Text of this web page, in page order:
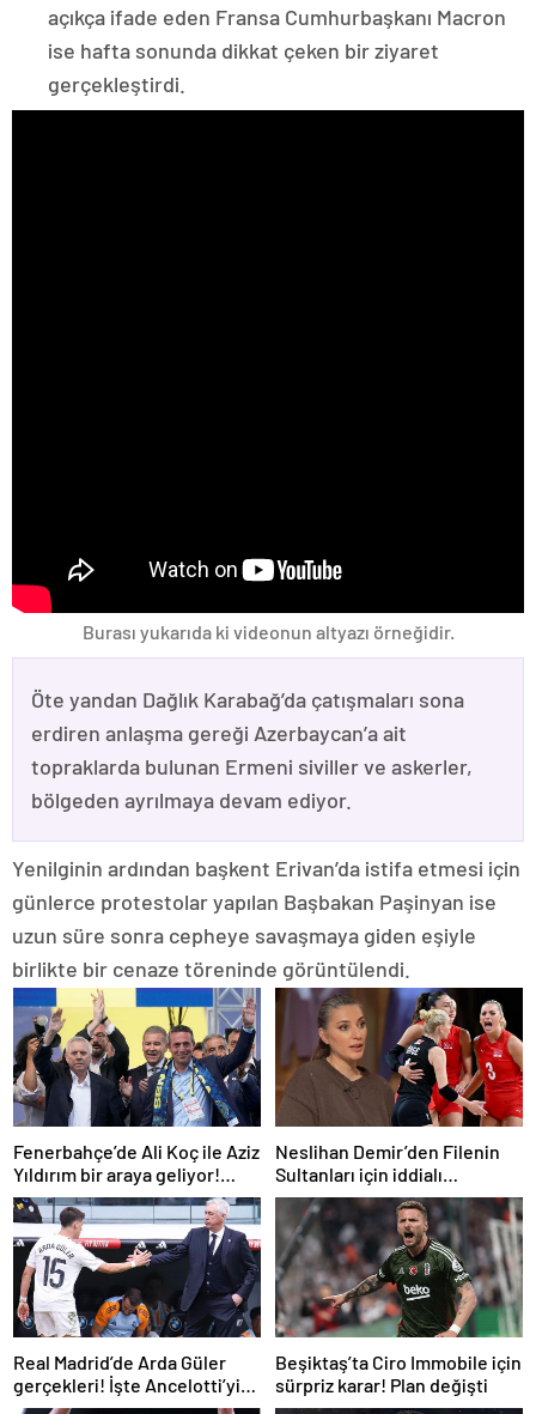
açıkça ifade eden Fransa Cumhurbaşkanı Macron
ise hafta sonunda dikkat çeken bir ziyaret
gerçekleştirdi.
Burası yukarıda ki videonun altyazı örneğidir.
Öte yandan Dağlık Karabağ’da çatışmaları sona
erdiren anlaşma gereği Azerbaycan’a ait
topraklarda bulunan Ermeni siviller ve askerler,
bölgeden ayrılmaya devam ediyor.
Yenilginin ardından başkent Erivan’da istifa etmesi için
günlerce protestolar yapılan Başbakan Paşinyan ise
uzun süre sonra cepheye savaşmaya giden eşiyle
birlikte bir cenaze töreninde görüntülendi.
Fenerbahçe’de Ali Koç ile Aziz
Yıldırım bir araya geliyor!
Toplanan imza sayısı ortaya
çıktı
Neslihan Demir’den Filenin
Sultanları için iddialı
açıklama!
Real Madrid’de Arda Güler
gerçekleri! İşte Ancelotti’yi
yol ayrımına götüren
Beşiktaş’ta Ciro Immobile için
sürpriz karar! Plan değişti